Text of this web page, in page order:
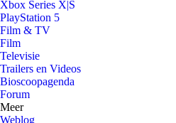
Xbox Series X|S
PlayStation 5
Film & TV
Film
Televisie
Trailers en Videos
Bioscoopagenda
Forum
Meer
Weblog